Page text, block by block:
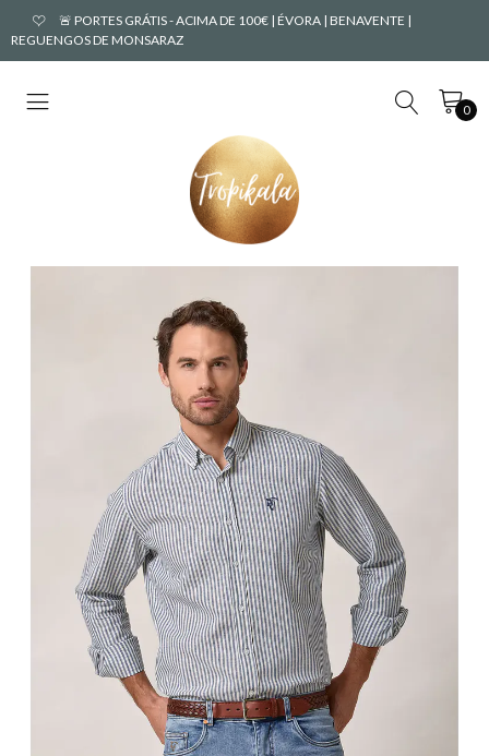
🚨 PORTES GRÁTIS - ACIMA DE 100€ | ÉVORA | BENAVENTE |
REGUENGOS DE MONSARAZ
0